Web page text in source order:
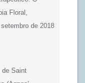
Floral,
de 2018
de Saint